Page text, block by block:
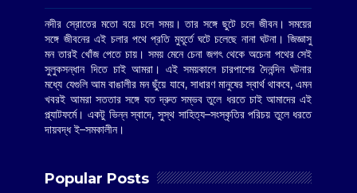
নদীর স্রোতের মতো বয়ে চলে সময়। তার সঙ্গে ছুটে চলে জীবন। সময়ের
সঙ্গে জীবনের এই চলার পথে প্রতি মুহূর্তে ঘটে চলেছে নানা ঘটনা। জিজ্ঞাসু
মন তারই খোঁজ পেতে চায়। সময় মেনে চেনা জগৎ থেকে অচেনা পথের সেই
সুলুকসন্ধান দিতে চাই আমরা। এই সময়কালে চারপাশের দৈনন্দিন ঘটনার
মধ্যে যেগুলি আম বাঙালীর মন ছুঁয়ে যাবে, সাধারণ মানুষের স্বার্থ থাকবে, এমন
খবরই আমরা সততার সঙ্গে যত দ্রুত সম্ভব তুলে ধরতে চাই আমাদের এই
প্ল্যাটফর্মে। একটু ভিন্ন স্বাদে, সুস্থ সাহিত্য–সংস্কৃতির পরিচয় তুলে ধরতে
দায়বদ্ধ ই–সমকালীন।
Popular Posts